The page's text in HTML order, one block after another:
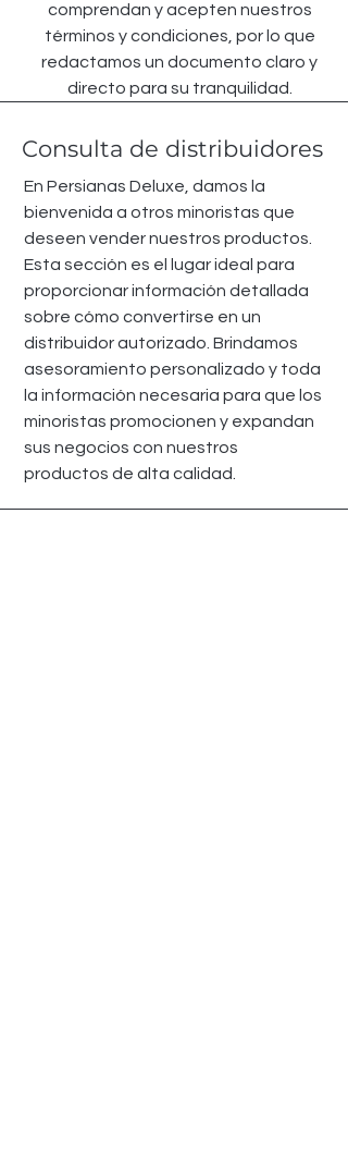
comprendan y acepten nuestros
términos y condiciones, por lo que
redactamos un documento claro y
directo para su tranquilidad.
Consulta de distribuidores
En Persianas Deluxe, damos la
bienvenida a otros minoristas que
deseen vender nuestros productos.
Esta sección es el lugar ideal para
proporcionar información detallada
sobre cómo convertirse en un
distribuidor autorizado. Brindamos
asesoramiento personalizado y toda
la información necesaria para que los
minoristas promocionen y expandan
sus negocios con nuestros
productos de alta calidad.